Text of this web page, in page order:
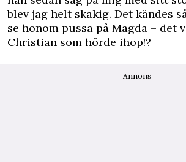
blev jag helt skakig. Det kändes
se honom pussa på Magda – det
Christian som hörde ihop!?
Annons